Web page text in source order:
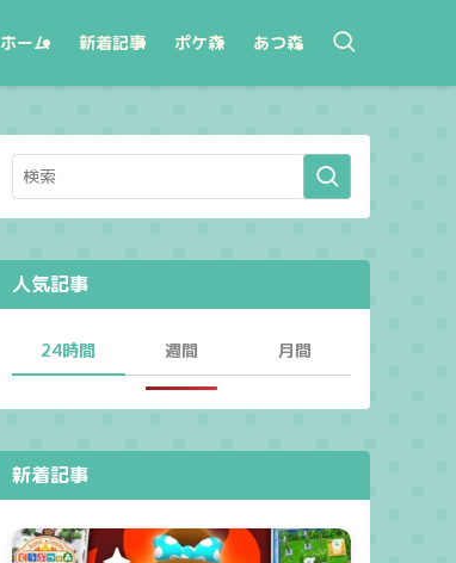
ホーム 新着記事 ポケ森 あつ森
人気記事
24時間 週間 月間
新着記事